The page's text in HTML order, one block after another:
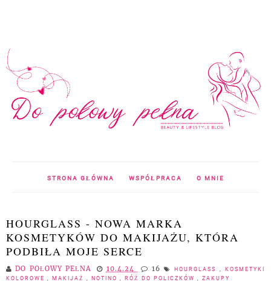
STRONA GŁÓWNA WSPÓŁPRACA O MNIE
HOURGLASS - NOWA MARKA
KOSMETYKÓW DO MAKIJAŻU, KTÓRA
PODBIŁA MOJE SERCE
DO POŁOWY PEŁNA 10.4.24 16 HOURGLASS
KOSMETYKI
KOLOROWE
MAKIJAŻ NOTINO RÓŻ DO POLICZKÓW ZAKUPY